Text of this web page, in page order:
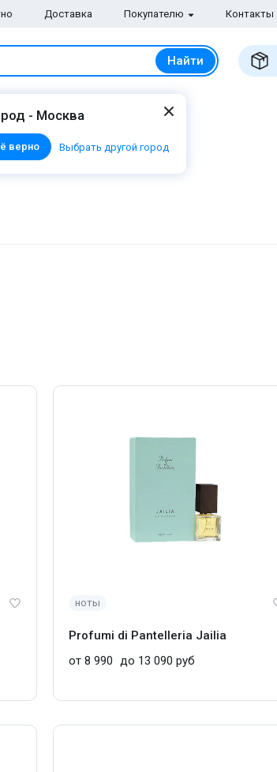
Доставка Покупателю Контакты
Найти
- Москва
верно Выбрать другой город
ноты
Profumi di Pantelleria Jailia
от 8 990
до 13 090 руб